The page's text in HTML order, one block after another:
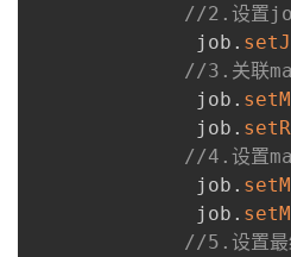
//2.设置
              job
.
//3.关联
              job
.
              job
.
//4.设置
              job
.
              job
.
//5.设置最